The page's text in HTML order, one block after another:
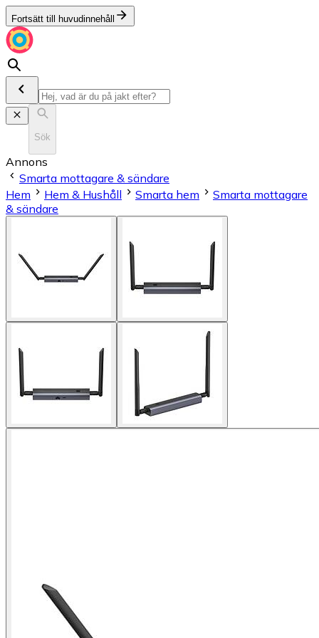
Fortsätt till huvudinnehåll
Sök
Annons
Smarta mottagare & sändare
Hem
Hem & Hushåll Smarta hem
Smarta mottagare
& sändare